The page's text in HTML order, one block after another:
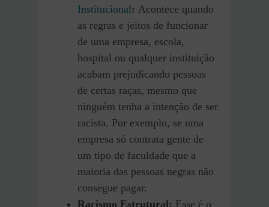
Institucional: Acontece quando
as regras e jeitos de funcionar
de uma empresa, escola,
hospital ou qualquer instituição
acabam prejudicando pessoas
de certas raças, mesmo que
ninguém tenha a intenção de ser
racista. Por exemplo, se uma
empresa só contrata gente de
um tipo de faculdade que a
maioria das pessoas negras não
consegue pagar.
Racismo Estrutural: Esse é o